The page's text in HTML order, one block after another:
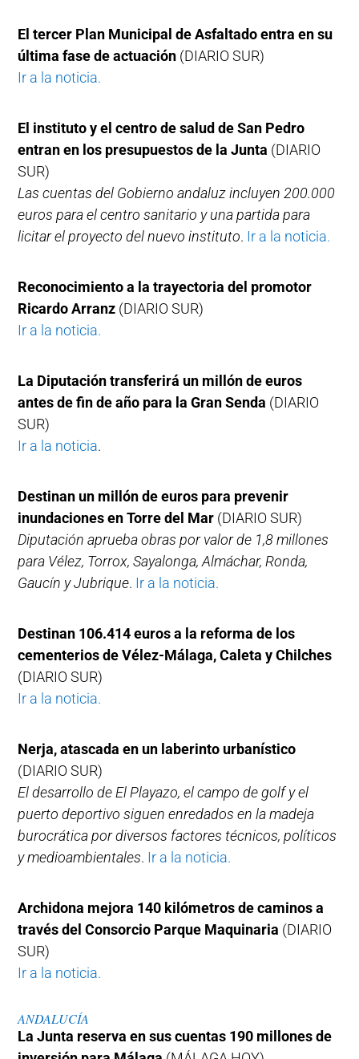
El tercer Plan Municipal de Asfaltado entra en su
última fase de actuación (DIARIO SUR)
Ir a la noticia.
El instituto y el centro de salud de San Pedro
entran en los presupuestos de la Junta (DIARIO
SUR)
Las cuentas del Gobierno andaluz incluyen 200.000
euros para el centro sanitario y una partida para
licitar el proyecto del nuevo instituto. Ir a la noticia.
Reconocimiento a la trayectoria del promotor
Ricardo Arranz (DIARIO SUR)
Ir a la noticia.
La Diputación transferirá un millón de euros
antes de fin de año para la Gran Senda (DIARIO
SUR)
Ir a la noticia.
Destinan un millón de euros para prevenir
inundaciones en Torre del Mar (DIARIO SUR)
Diputación aprueba obras por valor de 1,8 millones
para Vélez, Torrox, Sayalonga, Almáchar, Ronda,
Gaucín y Jubrique. Ir a la noticia.
Destinan 106.414 euros a la reforma de los
cementerios de Vélez-Málaga, Caleta y Chilches
(DIARIO SUR)
Ir a la noticia.
Nerja, atascada en un laberinto urbanístico
(DIARIO SUR)
El desarrollo de El Playazo, el campo de golf y el
puerto deportivo siguen enredados en la madeja
burocrática por diversos factores técnicos, políticos
y medioambientales. Ir a la noticia.
Archidona mejora 140 kilómetros de caminos a
través del Consorcio Parque Maquinaria (DIARIO
SUR)
Ir a la noticia.
ANDALUCÍA
La Junta reserva en sus cuentas 190 millones de